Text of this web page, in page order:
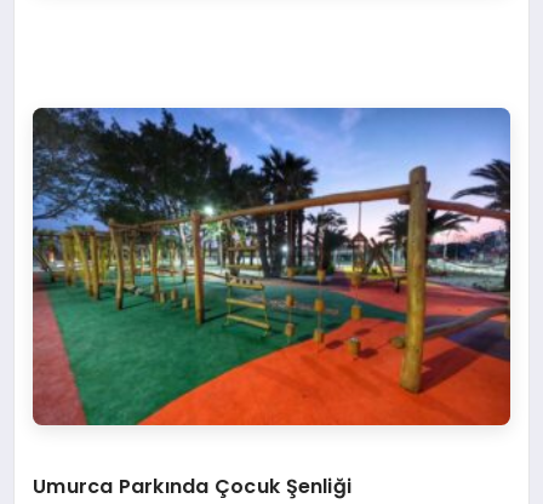
Umurca Parkında Çocuk Şenliği